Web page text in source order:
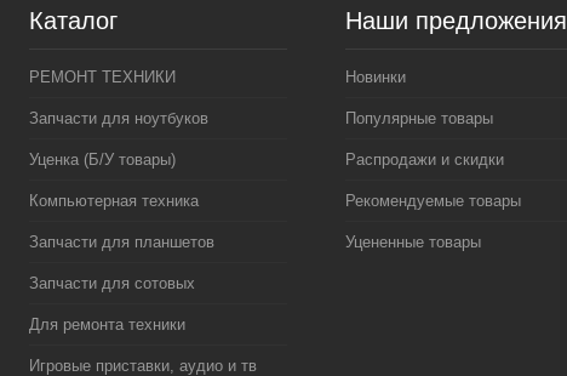
Каталог
РЕМОНТ ТЕХНИКИ
Запчасти для ноутбуков
Уценка (Б/У товары)
Компьютерная техника
Запчасти для планшетов
Запчасти для сотовых
Для ремонта техники
Игровые приставки, аудио и тв
Наши предложения
Новинки
Популярные товары
Распродажи и скидки
Рекомендуемые товары
Уцененные товары